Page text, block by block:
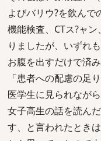
よびバリウ?を飲んで
機能検査、CTス?ャ
りましたが、いずれ
お腹を出すだけで済
「患者への配慮の足
医学生に見られなが
女子高生の話を読ん
す、と言われたとき